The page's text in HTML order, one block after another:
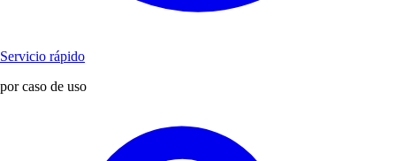
Servicio rápido
por caso de uso